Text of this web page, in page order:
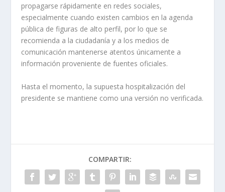
propagarse rápidamente en redes sociales,
especialmente cuando existen cambios en la agenda
pública de figuras de alto perfil, por lo que se
recomienda a la ciudadanía y a los medios de
comunicación mantenerse atentos únicamente a
información proveniente de fuentes oficiales.
Hasta el momento, la supuesta hospitalización del
presidente se mantiene como una versión no verificada.
COMPARTIR: